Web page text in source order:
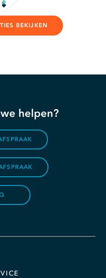
BEKIJKEN
helpen?